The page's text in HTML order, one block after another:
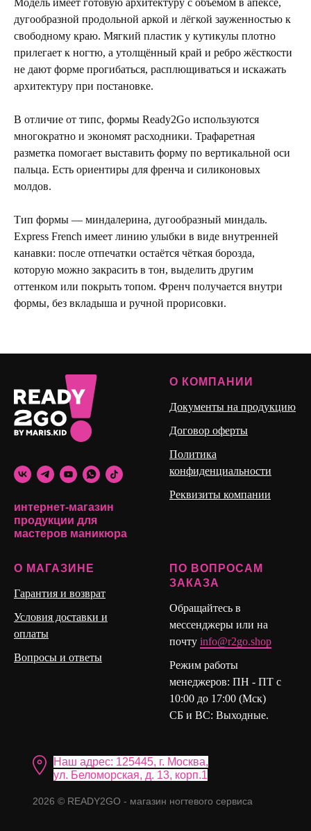
Модель имеет готовую архитектуру с объёмом в апексе,
дугообразной продольной аркой и лёгкой зауженностью к
свободному краю. Мягкий пластик у кутикулы плотно
прилегает к ногтю, а утолщённый край и ребро жёсткости
не дают форме прогибаться, расплющиваться и искажать
архитектуру при постановке.
В отличие от типс, формы Ready2Go используются
многократно и экономят расходники. Трафаретная
разметка помогает выставить форму по вертикальной оси
пальца. Есть ориентиры для френча и силиконовых
молдов.
Тип формы — миндалерина, дугообразный миндаль.
Express French имеет линию улыбки в виде внутренней
канавки: после отпечатки остаётся чёткая борозда,
которую можно закрасить в тон, выделить другим
оттенком или покрыть топом. Френч получается внутри
формы, без вкладыша и ручной прорисовки.
интернет-магазин
продукции для
мастеров маникюра
О КОМПАНИИ
Документы на продукцию
Договор оферты
Политика
конфиденциальности
Реквизиты компании
О МАГАЗИНЕ
Гарантия и возврат
Условия доставки и
оплаты
Вопросы и ответы
ПО ВОПРОСАМ
ЗАКАЗА
Обращайтесь в
мессенджеры или на
почту info@r2go.shop
Режим работы
менеджеров: ПН - ПТ с
10:00 до 17:00 (Мск)
СБ и ВС: Выходные.
Наш адрес: 125445, г. Москва,
ул. Бело морская, д. 13, корп.1
2026 © READY2GO - магазин ногтевого сервиса